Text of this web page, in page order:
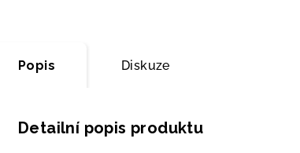
Popis Diskuze
Detailní popis produktu